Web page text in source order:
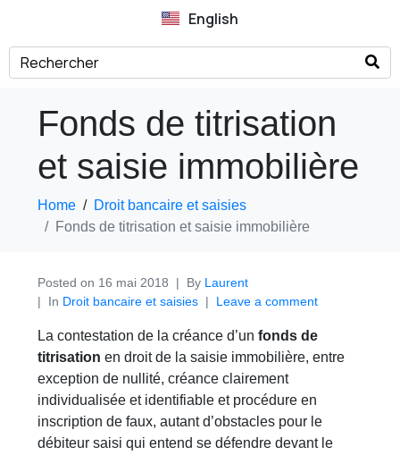
English
Fonds de titrisation
et saisie immobilière
Home
Droit bancaire et saisies
Fonds de titrisation et saisie immobilière
Posted on 16 mai 2018 By Laurent
In Droit bancaire et saisies Leave a comment
La contestation de la créance d’unfonds de
titrisationen droit de la saisie immobilière, entre
exception de nullité, créance clairement
individualisée et identifiable et procédure en
inscription de faux, autant d’obstacles pour le
débiteur saisi qui entend se défendre devant le